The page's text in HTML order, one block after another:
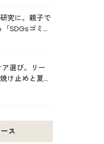
究に。親子で
SDGsゴミ・
選び。リー
け止めと夏の
ス